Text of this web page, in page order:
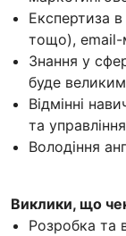
Експертиза
тощо), email-
Знання у
буде
Відмінні
та
Володіння
Виклики, що
Розробка та